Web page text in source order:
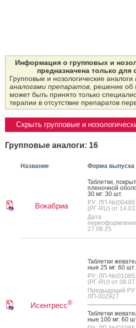
Информация о групповых и
предназначена только для
Групповые и нозологические аналоги
аналогами препаратов, решение об
может быть принято только
терапии в отсутствие препаратов
Скрыть групповые и
Групповые аналоги: 16
Название Форма выпуска
Вокабриа
Таб­летки,
пле­ноч­ной
30 мг: 30 шт.
РУ: ЛП-
(РГ-RU) от
Дата
27.08.25
Исентресс®
Таб­летки
ные 25 мг: 60 шт.
РУ: ЛП-
(РГ-RU) от
Предыдущий РУ:
ЛП-002927
Таб­летки
ные 100 мг: 60